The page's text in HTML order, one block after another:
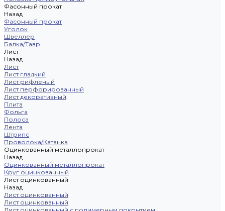
Фасонный прокат
Назад
Фасонный прокат
Уголок
Швеллер
Балка/Тавр
Лист
Назад
Лист
Лист гладкий
Лист рифленый
Лист перфорированный
Лист декоративный
Плита
Фольга
Полоса
Лента
Штрипс
Проволока/Катанка
Оцинкованный металлопрокат
Назад
Оцинкованный металлопрокат
Круг оцинкованный
Лист оцинкованный
Назад
Лист оцинкованный
Лист оцинкованный